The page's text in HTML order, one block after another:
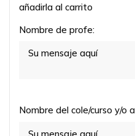
añadirla al carrito
Nombre de profe:
Nombre del cole/curso y/o